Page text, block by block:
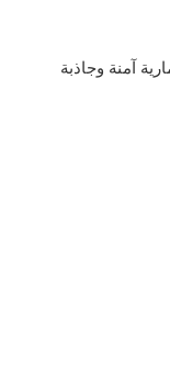
آمنة وجاذبة